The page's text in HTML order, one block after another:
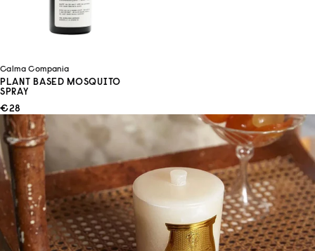
Calma Compania
PLANT BASED MOSQUITO
SPRAY
ANGEBOT
€28